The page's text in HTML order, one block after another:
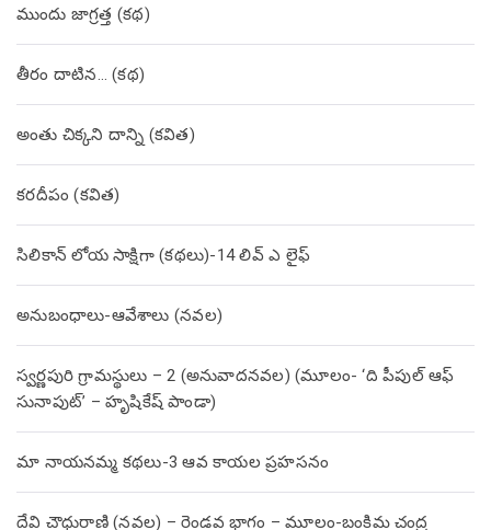
ముందు జాగ్రత్త (క‌థ‌)
తీరం దాటిన… (క‌థ‌)
అంతు చిక్కని దాన్ని (కవిత)
కరదీపం (కవిత)
సిలికాన్ లోయ సాక్షిగా (కథలు)-14 లివ్ ఎ లైఫ్
అనుబంధాలు-ఆవేశాలు (నవల)
స్వర్ణపురి గ్రామస్థులు – 2 (అనువాదనవల) (మూలం- ‘ది పీపుల్ ఆఫ్
సునాపుట్’ – హృషికేష్ పాండా)
మా నాయనమ్మ కథలు-3 ఆవ కాయల ప్రహసనం
దేవి చౌధురాణి (నవల) – రెండవ భాగం – మూలం-బంకిమ చంద్ర